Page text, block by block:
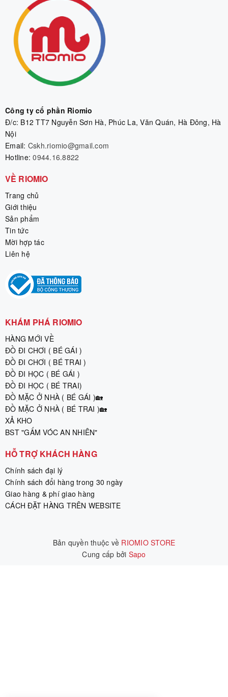
Công ty cổ phần Riomio
Đ/c: B12 TT7 Nguyễn Sơn Hà, Phúc La, Văn Quán, Hà Đông, Hà
Nội
Email: Cskh.riomio@gmail.com
Hotline:0944.16.8822
VỀ RIOMIO
Trang chủ
Giới thiệu
Sản phẩm
Tin tức
Mời hợp tác
Liên hệ
KHÁM PHÁ RIOMIO
HÀNG MỚI VỀ
ĐỒ ĐI CHƠI ( BÉ GÁI )
ĐỒ ĐI CHƠI ( BÉ TRAI )
ĐỒ ĐI HỌC ( BÉ GÁI )
ĐỒ ĐI HỌC ( BÉ TRAI)
ĐỒ MẶC Ở NHÀ ( BÉ GÁI )🏡
ĐỒ MẶC Ở NHÀ ( BÉ TRAI )🏡
XẢ KHO
BST "GẤM VÓC AN NHIÊN"
HỖ TRỢ KHÁCH HÀNG
Chính sách đại lý
Chính sách đổi hàng trong 30 ngày
Giao hàng & phí giao hàng
CÁCH ĐẶT HÀNG TRÊN WEBSITE
Bản quyền thuộc về RIOMIO STORE
|
Cung cấp bởi Sapo